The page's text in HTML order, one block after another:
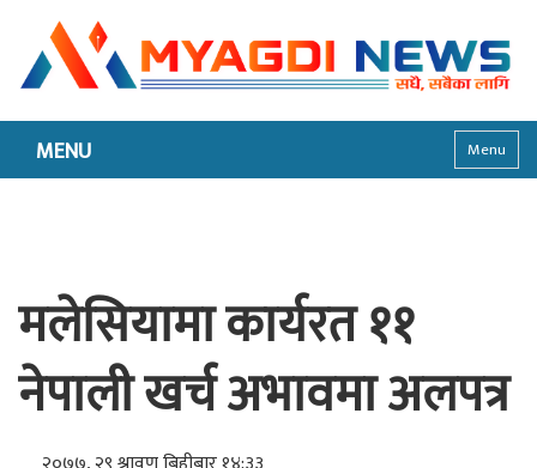
MENU Menu
मलेसियामा कार्यरत ११
नेपाली खर्च अभावमा अलपत्र